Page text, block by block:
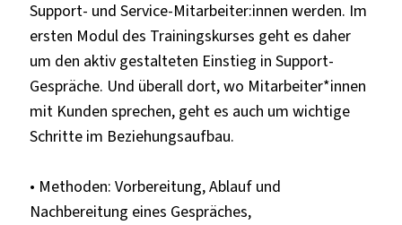
Support- und Service-Mitarbeiter:innen werden. Im
ersten Modul des Trainingskurses geht es daher
um den aktiv gestalteten Einstieg in Support-
Gespräche. Und überall dort, wo Mitarbeiter*innen
mit Kunden sprechen, geht es auch um wichtige
Schritte im Beziehungsaufbau.
• Methoden: Vorbereitung, Ablauf und
Nachbereitung eines Gespräches,